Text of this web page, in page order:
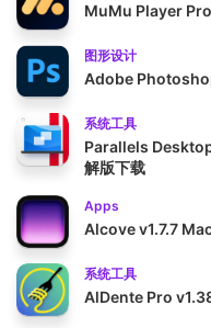
MuMu Player
图形设计
Adobe
系统工具
Parallels
解版下载
Apps
Alcove v1.7.7
系统工具
AlDente Pro